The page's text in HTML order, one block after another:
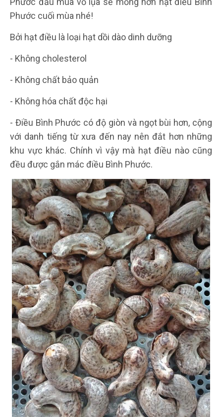
Phước cuối mùa nhé!
Bởi hạt điều là loại hạt dồi dào dinh dưỡng
- Không cholesterol
- Không chất bảo quản
- Không hóa chất độc hại
- Điều Bình Phước có độ giòn và ngọt bùi hơn, cộng
với danh tiếng từ xưa đến nay nên đắt hơn những
khu vực khác. Chính vì vậy mà hạt điều nào cũng
đều được gắn mác điều Bình Phước.